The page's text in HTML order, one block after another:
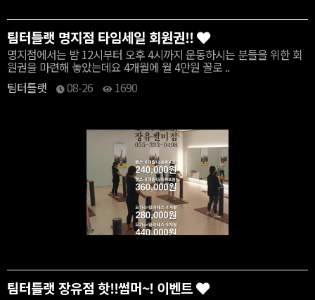
팀터틀랫 명지점 타임세일 회원권!!
명지점에서는 밤 12시부터 오후 4시까지 운동하시는 분들을 위한 회
원권을 마련해 놓았는데요 4개월에 월 4만원 꼴로 ..
팀터틀랫
08-26 1690
팀터틀랫 장유점 핫!!썸머~! 이벤트